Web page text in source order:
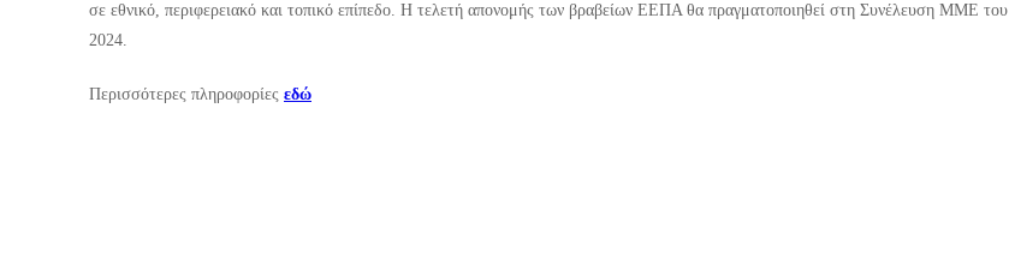
σε εθνικό, περιφερειακό και τοπικό επίπεδο. Η τελετή απονομής των βραβείων ΕΕΠΑ θα πραγματοποιηθεί στη Συνέλευση ΜΜΕ του
2024.
Περισσότερες πληροφορίες εδώ